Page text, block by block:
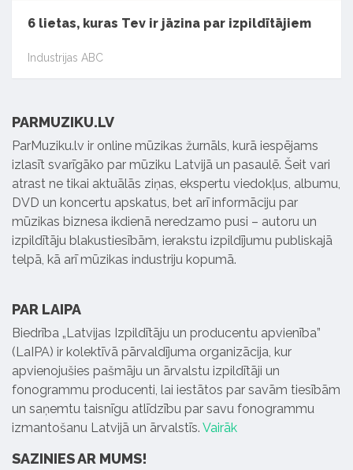
6 lietas, kuras Tev ir jāzina par izpildītājiem
Industrijas ABC
PARMUZIKU.LV
ParMuziku.lv ir online mūzikas žurnāls, kurā iespējams
izlasīt svarīgāko par mūziku Latvijā un pasaulē. Šeit vari
atrast ne tikai aktuālās ziņas, ekspertu viedokļus, albumu,
DVD un koncertu apskatus, bet arī informāciju par
mūzikas biznesa ikdienā neredzamo pusi – autoru un
izpildītāju blakustiesībām, ierakstu izpildījumu publiskajā
telpā, kā arī mūzikas industriju kopumā.
PAR LAIPA
Biedrība „Latvijas Izpildītāju un producentu apvienība”
(LaIPA) ir kolektīvā pārvaldījuma organizācija, kur
apvienojušies pašmāju un ārvalstu izpildītāji un
fonogrammu producenti, lai iestātos par savām tiesībām
un saņemtu taisnīgu atlīdzību par savu fonogrammu
izmantošanu Latvijā un ārvalstīs. Vairāk
SAZINIES AR MUMS!